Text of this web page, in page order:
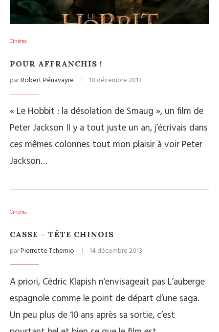
Cinéma
POUR AFFRANCHIS !
parRobert Pénavayre 18 décembre 2013
« Le Hobbit : la désolation de Smaug », un film de
Peter Jackson Il y a tout juste un an, j’écrivais dans
ces mêmes colonnes tout mon plaisir à voir Peter
Jackson…
Cinéma
CASSE – TÊTE CHINOIS
parPierrette Tchernio 14 décembre 2013
A priori, Cédric Klapish n’envisageait pas L’auberge
espagnole comme le point de départ d’une saga.
Un peu plus de 10 ans après sa sortie, c’est